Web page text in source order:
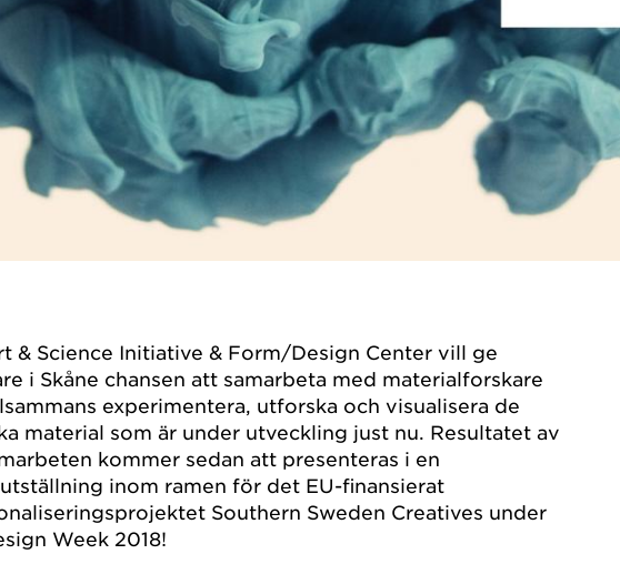
& Science Initiative & Form/Design Center vill ge
i Skåne chansen att samarbeta med materialforskare
experimentera, utforska och visualisera de
material som är under utveckling just nu. Resultatet av
kommer sedan att presenteras i en
inom ramen för det EU-finansierat
Southern Sweden Creatives under
Week 2018!